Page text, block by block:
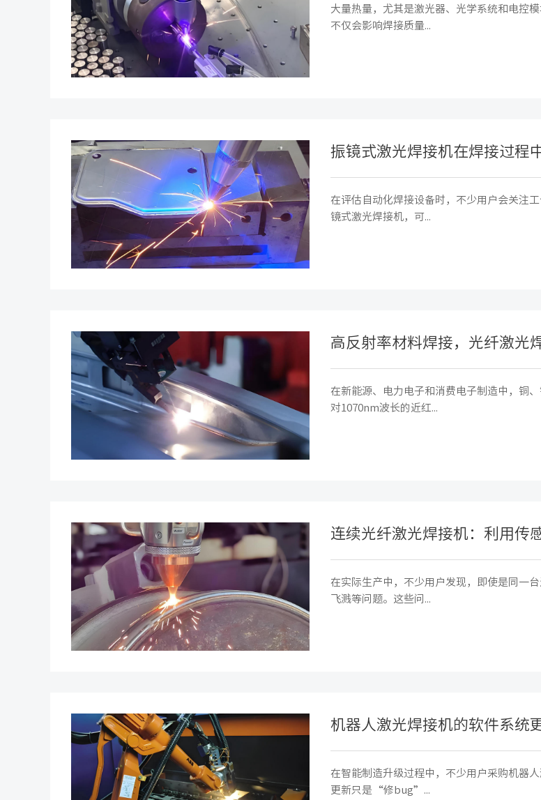
大量热量，尤其是激光器、光学系统和电控
不仅会影响焊接质量...
振镜式激光焊接机在焊接过程
在评估自动化焊接设备时，不少用户会关注
镜式激光焊接机，可...
高反射率材料焊接，光纤激光
在新能源、电力电子和消费电子制造中，铜
对1070nm波长的近红...
连续光纤激光焊接机：利用传
在实际生产中，不少用户发现，即使是同一
飞溅等问题。这些问...
机器人激光焊接机的软件系统
在智能制造升级过程中，不少用户采购机器
更新只是“修bug”...